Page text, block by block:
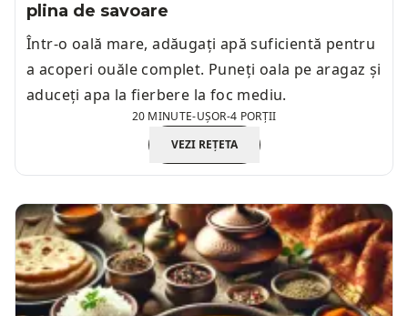
plina de savoare
Într-o oală mare, adăugați apă suficientă pentru
a acoperi ouăle complet. Puneți oala pe aragaz și
aduceți apa la fierbere la foc mediu.
20 MINUTE-UȘOR-4 PORȚII
VEZI REȚETA